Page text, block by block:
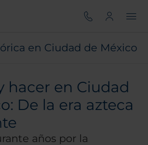
en Ciudad de México
hacer en Ciudad
De la era azteca
años por la